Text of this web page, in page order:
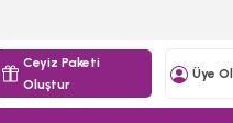
Ceyiz Paketi
Oluştur
Üye Ol